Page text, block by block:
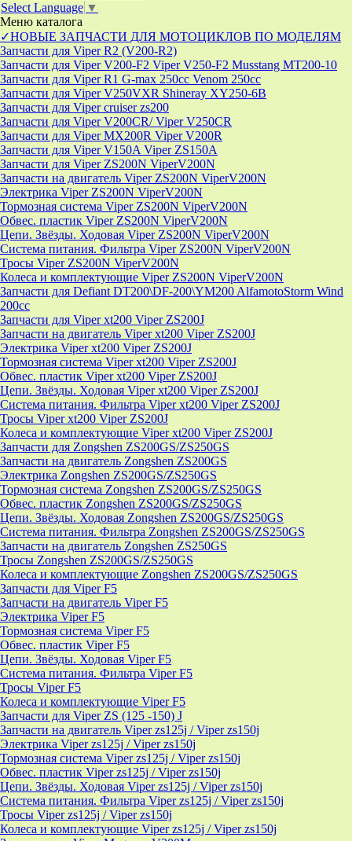
Select Language ▼
Меню каталога
✓НОВЫЕ ЗАПЧАСТИ ДЛЯ МОТОЦИКЛОВ ПО МОДЕЛЯМ
Запчасти для Viper R2 (V200-R2)
Запчасти для Viper V200-F2 Viper V250-F2 Musstang MT200-10
Запчасти для Viper R1 G-max 250cc Venom 250cc
Запчасти для Viper V250VXR Shineray XY250-6B
Запчасти для Viper cruiser zs200
Запчасти для Viper V200CR/ Viper V250CR
Запчасти для Viper MX200R Viper V200R
Запчасти для Viper V150A Viper ZS150A
Запчасти для Viper ZS200N ViperV200N
Запчасти на двигатель Viper ZS200N ViperV200N
Электрика Viper ZS200N ViperV200N
Тормозная система Viper ZS200N ViperV200N
Обвес. пластик Viper ZS200N ViperV200N
Цепи. Звёзды. Ходовая Viper ZS200N ViperV200N
Система питания. Фильтра Viper ZS200N ViperV200N
Тросы Viper ZS200N ViperV200N
Колеса и комплектующие Viper ZS200N ViperV200N
Запчасти для Defiant DT200\DF-200\YM200 AlfamotoStorm Wind
200cc
Запчасти для Viper xt200 Viper ZS200J
Запчасти на двигатель Viper xt200 Viper ZS200J
Электрика Viper xt200 Viper ZS200J
Тормозная система Viper xt200 Viper ZS200J
Обвес. пластик Viper xt200 Viper ZS200J
Цепи. Звёзды. Ходовая Viper xt200 Viper ZS200J
Система питания. Фильтра Viper xt200 Viper ZS200J
Тросы Viper xt200 Viper ZS200J
Колеса и комплектующие Viper xt200 Viper ZS200J
Запчасти для Zongshen ZS200GS/ZS250GS
Запчасти на двигатель Zongshen ZS200GS
Электрика Zongshen ZS200GS/ZS250GS
Тормозная система Zongshen ZS200GS/ZS250GS
Обвес. пластик Zongshen ZS200GS/ZS250GS
Цепи. Звёзды. Ходовая Zongshen ZS200GS/ZS250GS
Система питания. Фильтра Zongshen ZS200GS/ZS250GS
Запчасти на двигатель Zongshen ZS250GS
Тросы Zongshen ZS200GS/ZS250GS
Колеса и комплектующие Zongshen ZS200GS/ZS250GS
Запчасти для Viper F5
Запчасти на двигатель Viper F5
Электрика Viper F5
Тормозная система Viper F5
Обвес. пластик Viper F5
Цепи. Звёзды. Ходовая Viper F5
Система питания. Фильтра Viper F5
Тросы Viper F5
Колеса и комплектующие Viper F5
Запчасти для Viper ZS (125 -150) J
Запчасти на двигатель Viper zs125j / Viper zs150j
Электрика Viper zs125j / Viper zs150j
Тормозная система Viper zs125j / Viper zs150j
Обвес. пластик Viper zs125j / Viper zs150j
Цепи. Звёзды. Ходовая Viper zs125j / Viper zs150j
Система питания. Фильтра Viper zs125j / Viper zs150j
Тросы Viper zs125j / Viper zs150j
Колеса и комплектующие Viper zs125j / Viper zs150j